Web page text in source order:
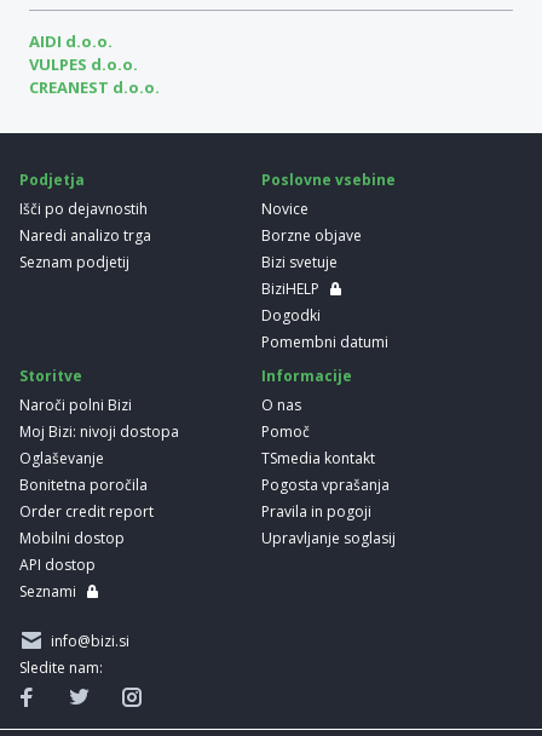
AIDI d.o.o.
VULPES d.o.o.
CREANEST d.o.o.
Podjetja
Išči po dejavnostih
Naredi analizo trga
Seznam podjetij
Poslovne vsebine
Novice
Borzne objave
Bizi svetuje
BiziHELP
Dogodki
Pomembni datumi
Storitve
Naroči polni Bizi
Moj Bizi: nivoji dostopa
Oglaševanje
Bonitetna poročila
Order credit report
Mobilni dostop
API dostop
Seznami
Informacije
O nas
Pomoč
TSmedia kontakt
Pogosta vprašanja
Pravila in pogoji
Upravljanje soglasij
info@bizi.si
Sledite nam: